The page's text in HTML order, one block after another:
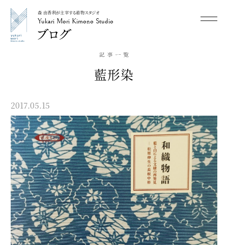
Yukari Mori Kimono Studio
森 由香利が主宰する着物スタジオ
Yukari Mori Kimono Studio メニュー
藍形染
2017.05.15